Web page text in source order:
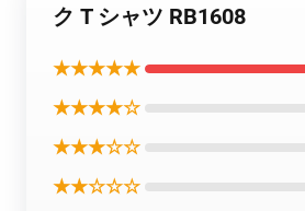
ク T シャツ RB1608
★★★★★
★★★★☆
★★★☆☆
★★☆☆☆